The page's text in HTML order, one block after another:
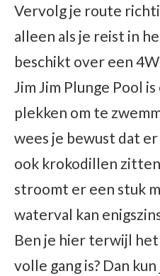
Vervolg je route
alleen als je reist in
beschikt over een
Jim Jim Plunge Pool
plekken om te
wees je bewust dat
ook krokodillen
stroomt er een stuk
waterval kan
Ben je hier terwijl
volle gang is? Dan